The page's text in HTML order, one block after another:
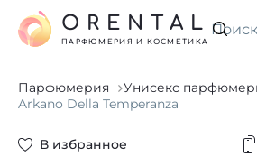
Искать
ORENTAL
ПАРФЮМЕРИЯ И КОСМЕТИКА
Парфюмерия Унисекс
Arkano Della Temperanza
В избранное